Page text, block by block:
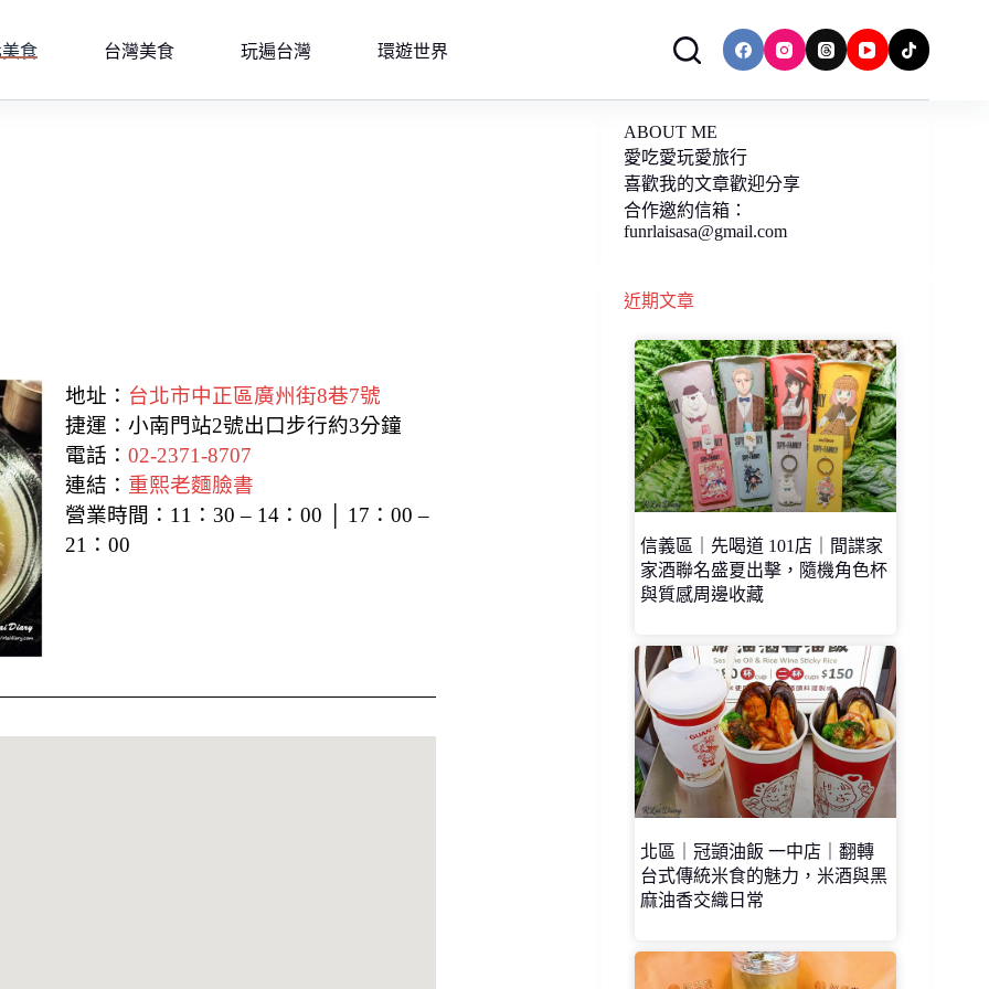
食 台灣美食 玩遍台灣 環遊世界
地址： 台北市中正區廣州街8巷7號
捷運：小南門站2號出口步行約3分鐘
電話： 02-2371-8707
連結： 重熙老麵臉書
營業時間： 11：30 – 14：00 │ 17：00 –
21：00
ABOUT ME
愛吃愛玩愛旅行
喜歡我的文章歡迎分享
合作邀約信箱：
funrlaisasa@gmail.com
近期文章
信義區｜先喝道 101店｜間諜家
家酒聯名盛夏出擊，隨機角色杯
與質感周邊收藏
北區｜冠顗油飯 一中店｜翻轉
台式傳統米食的魅力，米酒與黑
麻油香交織日常